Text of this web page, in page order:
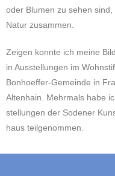
oder Blumen zu sehen
Natur zusammen.
Zeigen konnte ich meine
in Aus­stel­lun­gen im
Bon­hoef­fer-Gemein­de in
Alten­hain. Mehr­mals habe
stel­lun­gen der Sode­ner
haus teilgenommen.